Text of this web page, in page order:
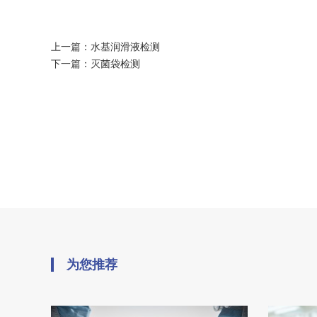
上一篇： 水基润滑液检测
下一篇： 灭菌袋检测
为您推荐